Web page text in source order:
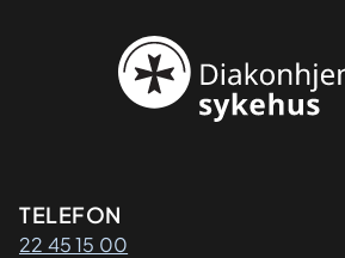
Kontaktinformasjon
TELEFON
22 45 15 00